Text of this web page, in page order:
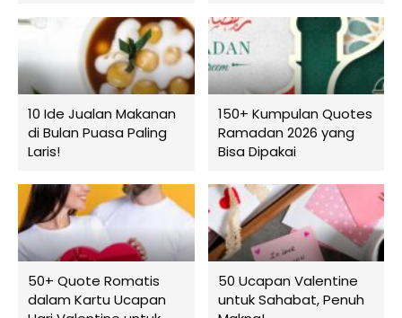
10 Ide Jualan Makanan
di Bulan Puasa Paling
Laris!
150+ Kumpulan Quotes
Ramadan 2026 yang
Bisa Dipakai
50+ Quote Romatis
dalam Kartu Ucapan
50 Ucapan Valentine
untuk Sahabat, Penuh